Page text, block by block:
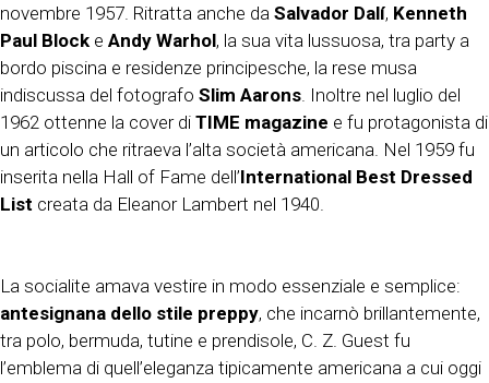
novembre 1957. Ritratta anche da Salvador Dalí, Kenneth
Paul Block e Andy Warhol, la sua vita lussuosa, tra party a
bordo piscina e residenze principesche, la rese musa
indiscussa del fotografo Slim Aarons . Inoltre nel luglio del
1962 ottenne la cover di TIME magazine e fu protagonista di
un articolo che ritraeva l’alta società americana. Nel 1959 fu
inserita nella Hall of Fame dell’International Best Dressed
List creata da Eleanor Lambert nel 1940.
La socialite amava vestire in modo essenziale e semplice:
antesignana dello stile preppy, che incarnò brillantemente,
tra polo, bermuda, tutine e prendisole, C. Z. Guest fu
l’emblema di quell’eleganza tipicamente americana a cui oggi